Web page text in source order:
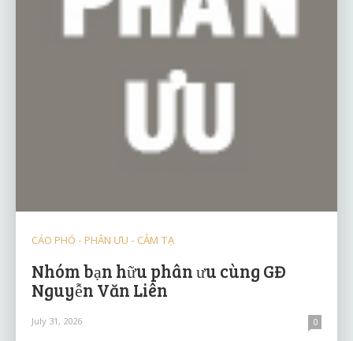
CÁO PHÓ - PHÂN ƯU - CẢM TẠ
Nhóm bạn hữu phân ưu cùng GĐ
Nguyễn Văn Liên
July 31, 2026 0